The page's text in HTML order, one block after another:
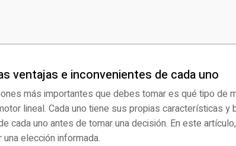
ventajas e inconvenientes de cada uno
más importantes que debes tomar es qué tipo de
lineal. Cada uno tiene sus propias características y
cada uno antes de tomar una decisión. En este
elección informada.